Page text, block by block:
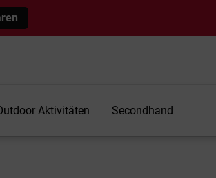
Aktivitäten Secondhand